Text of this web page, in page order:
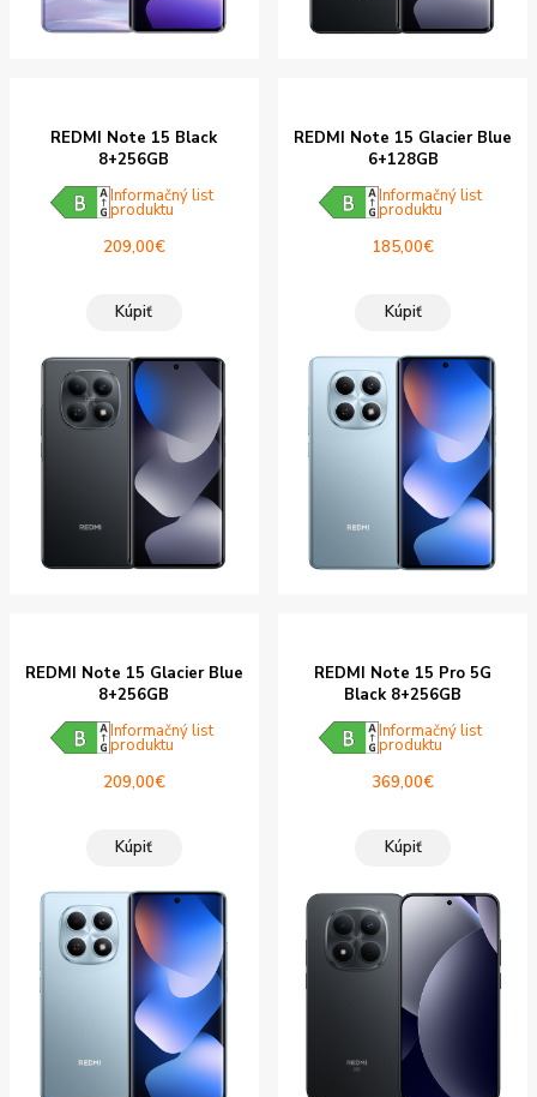
REDMI Note 15 Black
8+256GB
Informačný list
produktu
209,00€
Kúpiť
REDMI Note 15 Glacier Blue
6+128GB
Informačný list
produktu
185,00€
Kúpiť
REDMI Note 15 Glacier Blue
8+256GB
Informačný list
produktu
209,00€
Kúpiť
REDMI Note 15 Pro 5G
Black 8+256GB
Informačný list
produktu
369,00€
Kúpiť